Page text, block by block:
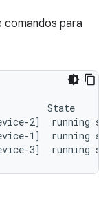
comandos para
State
2]  running
1]  running